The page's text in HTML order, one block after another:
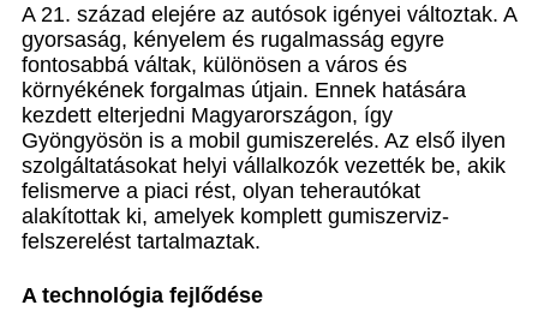
A 21. század elejére az autósok igényei változtak. A
gyorsaság, kényelem és rugalmasság egyre
fontosabbá váltak, különösen a város és
környékének forgalmas útjain. Ennek hatására
kezdett elterjedni Magyarországon, így
Gyöngyösön is a mobil gumiszerelés. Az első ilyen
szolgáltatásokat helyi vállalkozók vezették be, akik
felismerve a piaci rést, olyan teherautókat
alakítottak ki, amelyek komplett gumiszerviz-
felszerelést tartalmaztak.
A technológia fejlődése